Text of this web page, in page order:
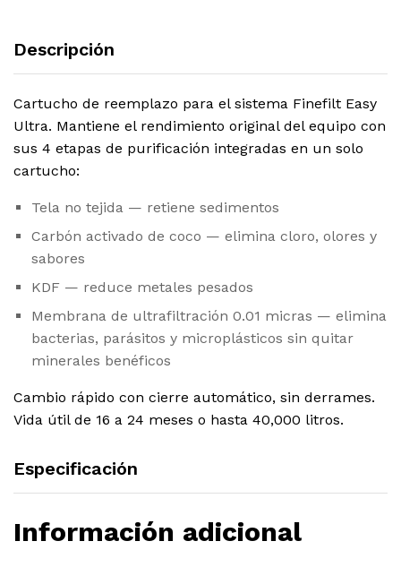
Descripción
Cartucho de reemplazo para el sistema Finefilt Easy
Ultra. Mantiene el rendimiento original del equipo con
sus 4 etapas de purificación integradas en un solo
cartucho:
Tela no tejida — retiene sedimentos
Carbón activado de coco — elimina cloro, olores y
sabores
KDF — reduce metales pesados
Membrana de ultrafiltración 0.01 micras — elimina
bacterias, parásitos y microplásticos sin quitar
minerales benéficos
Cambio rápido con cierre automático, sin derrames.
Vida útil de 16 a 24 meses o hasta 40,000 litros.
Especificación
Información adicional